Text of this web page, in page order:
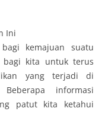
Ini
kemajuan suatu
bagi kita untuk terus
yang terjadi di
informasi
patut kita ketahui